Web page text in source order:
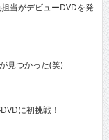
当がデビューDVDを発
見つかった(笑)
に初挑戦！